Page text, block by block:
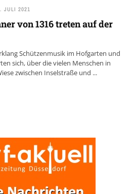
JULI 2021
von 1316 treten auf der
Schützenmusik im Hofgarten und
sich, über die vielen Menschen in
zwischen Inselstraße und ...